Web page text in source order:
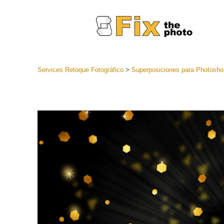
Servicios
preajustes
Ajustes
mejor
Services Retoque Fotográfico> Superposiciones para